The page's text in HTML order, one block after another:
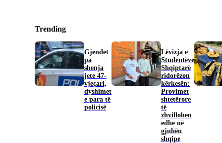
Trending
Gjendet
pa
shenja
jete 47-
vjeçari,
dyshimet
e para të
policisë
Lëvizja e
Studentëve
Shqiptarë
ridorëzon
kërkesën:
Provimet
shtetërore
të
zhvillohen
edhe në
gjuhën
shqipe